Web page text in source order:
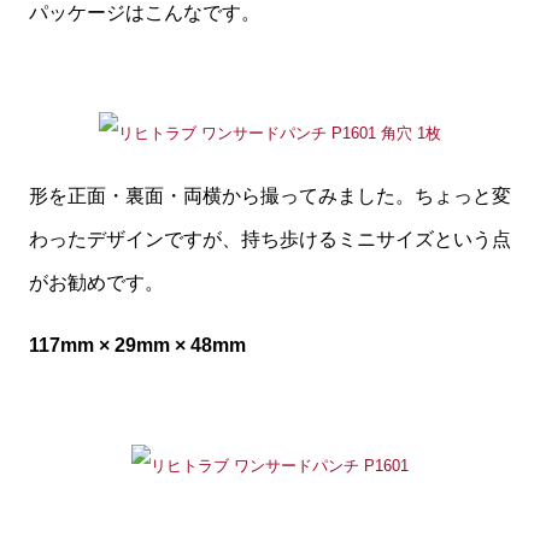
パッケージはこんなです。
形を正面・裏面・両横から撮ってみました。ちょっと変
わったデザインですが、持ち歩けるミニサイズという点
がお勧めです。
117mm × 29mm × 48mm